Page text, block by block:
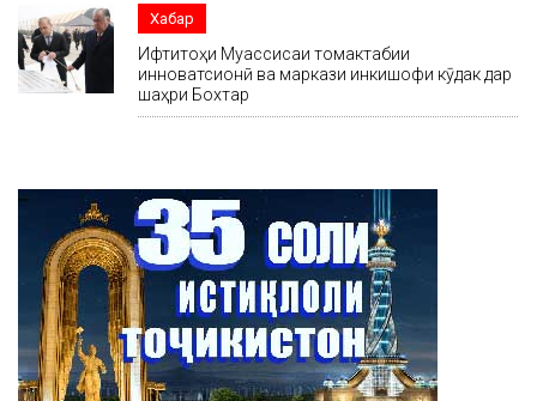
Хабар
Ифтитоҳи Муассисаи томактабии
инноватсионӣ ва маркази инкишофи кӯдак дар
шаҳри Бохтар